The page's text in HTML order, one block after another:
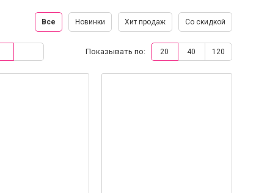
Все Новинки Хит продаж Со скидкой
Показывать по: 20 40 120